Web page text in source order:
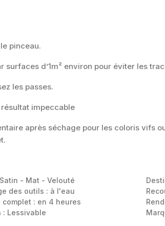
pinceau.
d’1m² environ pour éviter les
les passes.
impeccable
après séchage pour les coloris vifs
Satin - Mat - Velouté
des outils : à l'eau
complet : en 4 heures
: Lessivable